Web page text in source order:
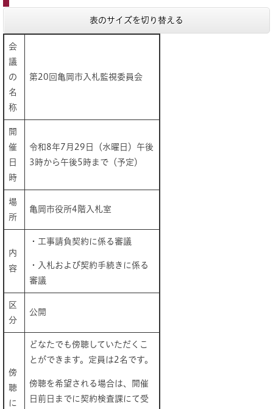
表のサイズを切り替える
会
議
の
名
称
第20回亀岡市入札監視委員会
開
催
日
時
令和8年7月29日（水曜日）午後
3時から午後5時まで（予定）
場
所
亀岡市役所4階入札室
内
容
・工事請負契約に係る審議
・入札および契約手続きに係る
審議
区
分
公開
傍
聴
に
どなたでも傍聴していただくこ
とができます。定員は2名です。
傍聴を希望される場合は、開催
日前日までに契約検査課にて受